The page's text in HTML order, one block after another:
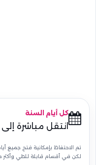
كل أيام السنة
انتقل مباشرة إلى
تم الاحتفاظ بإمكانية فتح جميع
لكن في أقسام قابلة للطي وأكثر